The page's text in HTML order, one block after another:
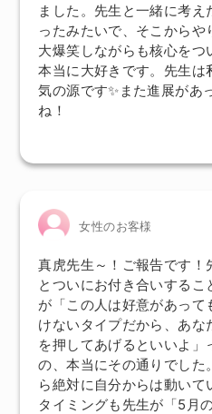
ました。先生と一緒に考
ったみたいで、そこからや
大爆笑しながらも核心をつ
本当に大好きです。先生は
気の源です✨また進展があ
ね！
女性のお客様
真虎先生～！ご報告です！
とついにお付き合いする
が「この人は好意があって
けないタイプだから、あな
を押してあげるといいよ」
の、本当にその通りでした
ら絶対に自分からは動い
タイミングも先生が「5月